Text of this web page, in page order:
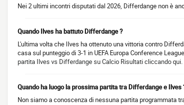
Nei 2 ultimi incontri disputati dal 2026, Differdange non è
Quando Ilves ha battuto Differdange ?
L'ultima volta che Ilves ha ottenuto una vittoria contro
casa sul punteggio di 3-1 in UEFA Europa Conference
partita Ilves vs Differdange su Calcio Risultati cliccando qui.
Quando ha luogo la prossima partita tra Differdange e Ilves
Non siamo a conoscenza di nessuna partita programmata